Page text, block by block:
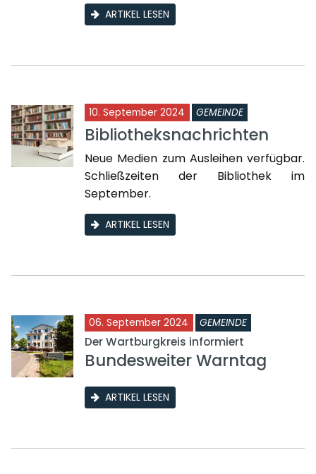
ARTIKEL LESEN
10. September 2024 GEMEINDE
Bibliotheksnachrichten
Neue Medien zum Ausleihen verfügbar.
Schließzeiten der Bibliothek im
September.
ARTIKEL LESEN
06. September 2024 GEMEINDE
Der Wartburgkreis informiert
Bundesweiter Warntag
ARTIKEL LESEN